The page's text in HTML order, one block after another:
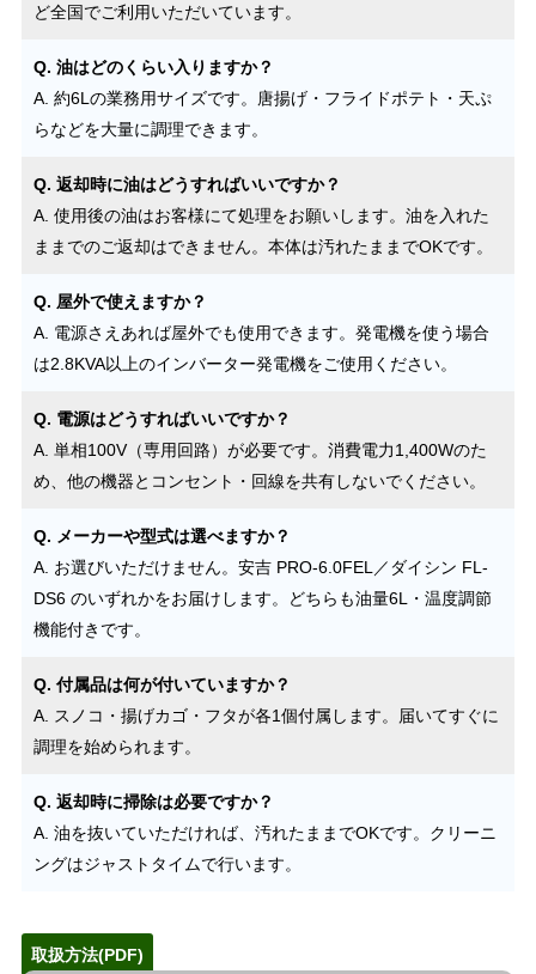
ど全国でご利用いただいています。
Q. 油はどのくらい入りますか？
A. 約6Lの業務用サイズです。唐揚げ・フライドポテト・天ぷ
らなどを大量に調理できます。
Q. 返却時に油はどうすればいいですか？
A. 使用後の油はお客様にて処理をお願いします。油を入れた
ままでのご返却はできません。本体は汚れたままでOKです。
Q. 屋外で使えますか？
A. 電源さえあれば屋外でも使用できます。発電機を使う場合
は2.8KVA以上のインバーター発電機をご使用ください。
Q. 電源はどうすればいいですか？
A. 単相100V（専用回路）が必要です。消費電力1,400Wのた
め、他の機器とコンセント・回線を共有しないでください。
Q. メーカーや型式は選べますか？
A. お選びいただけません。安吉 PRO-6.0FEL／ダイシン FL-
DS6 のいずれかをお届けします。どちらも油量6L・温度調節
機能付きです。
Q. 付属品は何が付いていますか？
A. スノコ・揚げカゴ・フタが各1個付属します。届いてすぐに
調理を始められます。
Q. 返却時に掃除は必要ですか？
A. 油を抜いていただければ、汚れたままでOKです。クリーニ
ングはジャストタイムで行います。
取扱方法(PDF)